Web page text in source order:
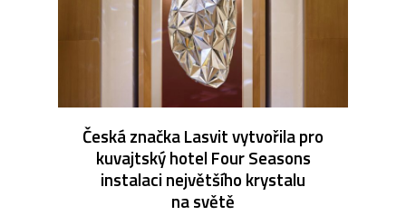
Česká značka Lasvit vytvořila pro
kuvajtský hotel Four Seasons
instalaci největšího krystalu
na světě